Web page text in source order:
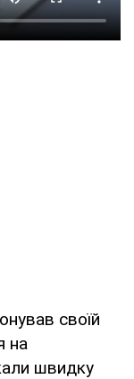
своїй
на
швидку